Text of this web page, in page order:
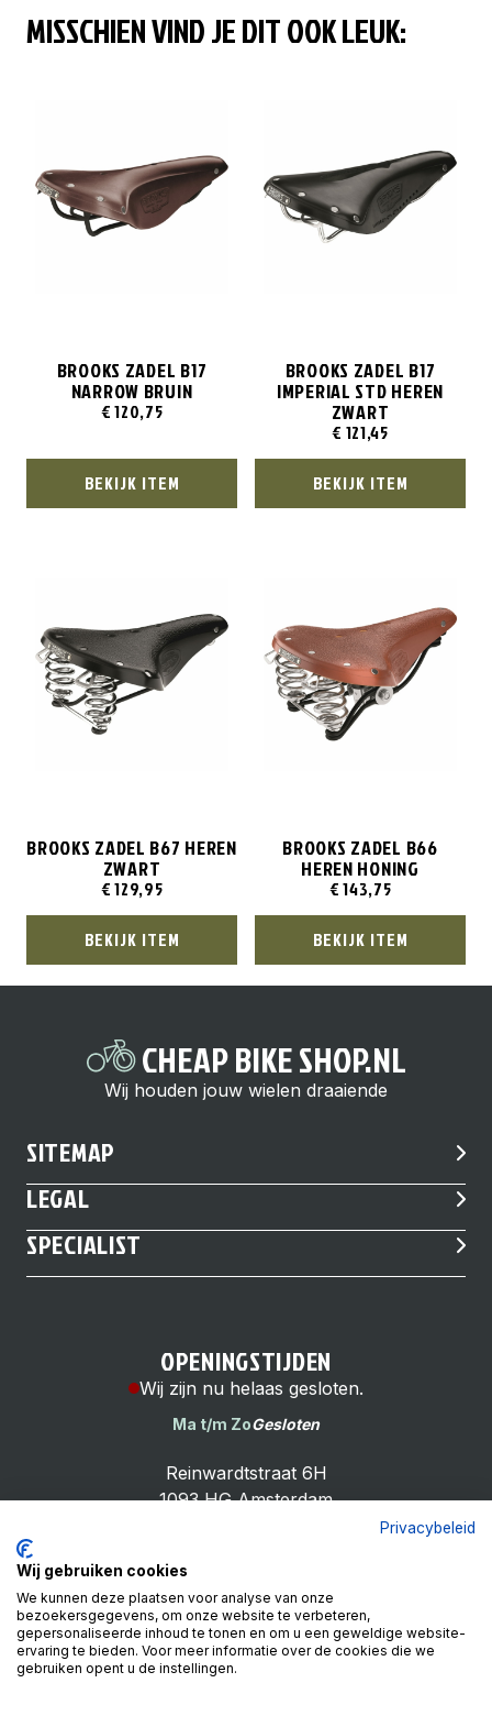
MISSCHIEN VIND JE DIT OOK LEUK:
BROOKS ZADEL B17
NARROW BRUIN
€120,75
BEKIJK ITEM
BROOKS ZADEL B17
IMPERIAL STD HEREN
ZWART
€ 121,45
BEKIJK ITEM
BROOKS ZADEL B67 HEREN
ZWART
€129,95
BEKIJK ITEM
BROOKS ZADEL B66
HEREN HONING
€143,75
BEKIJK ITEM
CHEAP BIKE SHOP.NL
Wij houden jouw wielen draaiende
SITEMAP
LEGAL
SPECIALIST
Cheap Bike Shop
4.9
Based on 99 reviews
OPENINGSTIJDEN
Wij zijn nu helaas gesloten.
Ma t/m ZoGesloten
Reinwardtstraat 6H
1093 HG Amsterdam
Privacybeleid
Wij gebruiken cookies
We kunnen deze plaatsen voor analyse van onze
bezoekersgegevens, om onze website te verbeteren,
gepersonaliseerde inhoud te tonen en om u een geweldige website-
ervaring te bieden. Voor meer informatie over de cookies die we
gebruiken opent u de instellingen.